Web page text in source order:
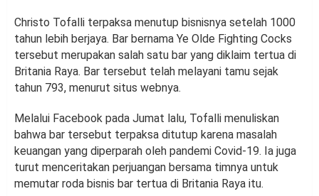
Christo Tofalli terpaksa menutup bisnisnya setelah 1000
tahun lebih berjaya. Bar bernama Ye Olde Fighting Cocks
tersebut merupakan salah satu bar yang diklaim tertua di
Britania Raya. Bar tersebut telah melayani tamu sejak
tahun 793, menurut situs webnya.
Melalui Facebook pada Jumat lalu, Tofalli menuliskan
bahwa bar tersebut terpaksa ditutup karena masalah
keuangan yang diperparah oleh pandemi Covid-19. Ia juga
turut menceritakan perjuangan bersama timnya untuk
memutar roda bisnis bar tertua di Britania Raya itu.